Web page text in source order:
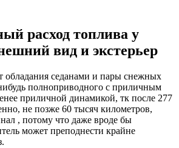
расход топлива у
вид и экстерьер
обладания седанами и пары снежных
полноприводного с приличным
приличной динамикой, тк после 277
не позже 60 тысяч километров,
, потому что даже вроде бы
может преподнести крайне